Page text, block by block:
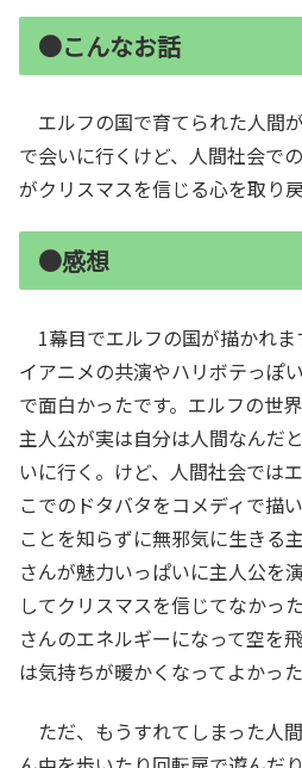
●こんなお話
エルフの国で育てられた人間
で会いに行くけど、人間社会で
がクリスマスを信じる心を取り戻
●感想
1幕目でエルフの国が描かれ
イアニメの共演やハリボテっぽ
で面白かったです。エルフの世
主人公が実は自分は人間なんだ
いに行く。けど、人間社会では
こでのドタバタをコメディで描
ことを知らずに無邪気に生きる
さんが魅力いっぱいに主人公を
してクリスマスを信じてなかっ
さんのエネルギーになって空を
は気持ちが暖かくなってよかった
ただ、もうすれてしまった人